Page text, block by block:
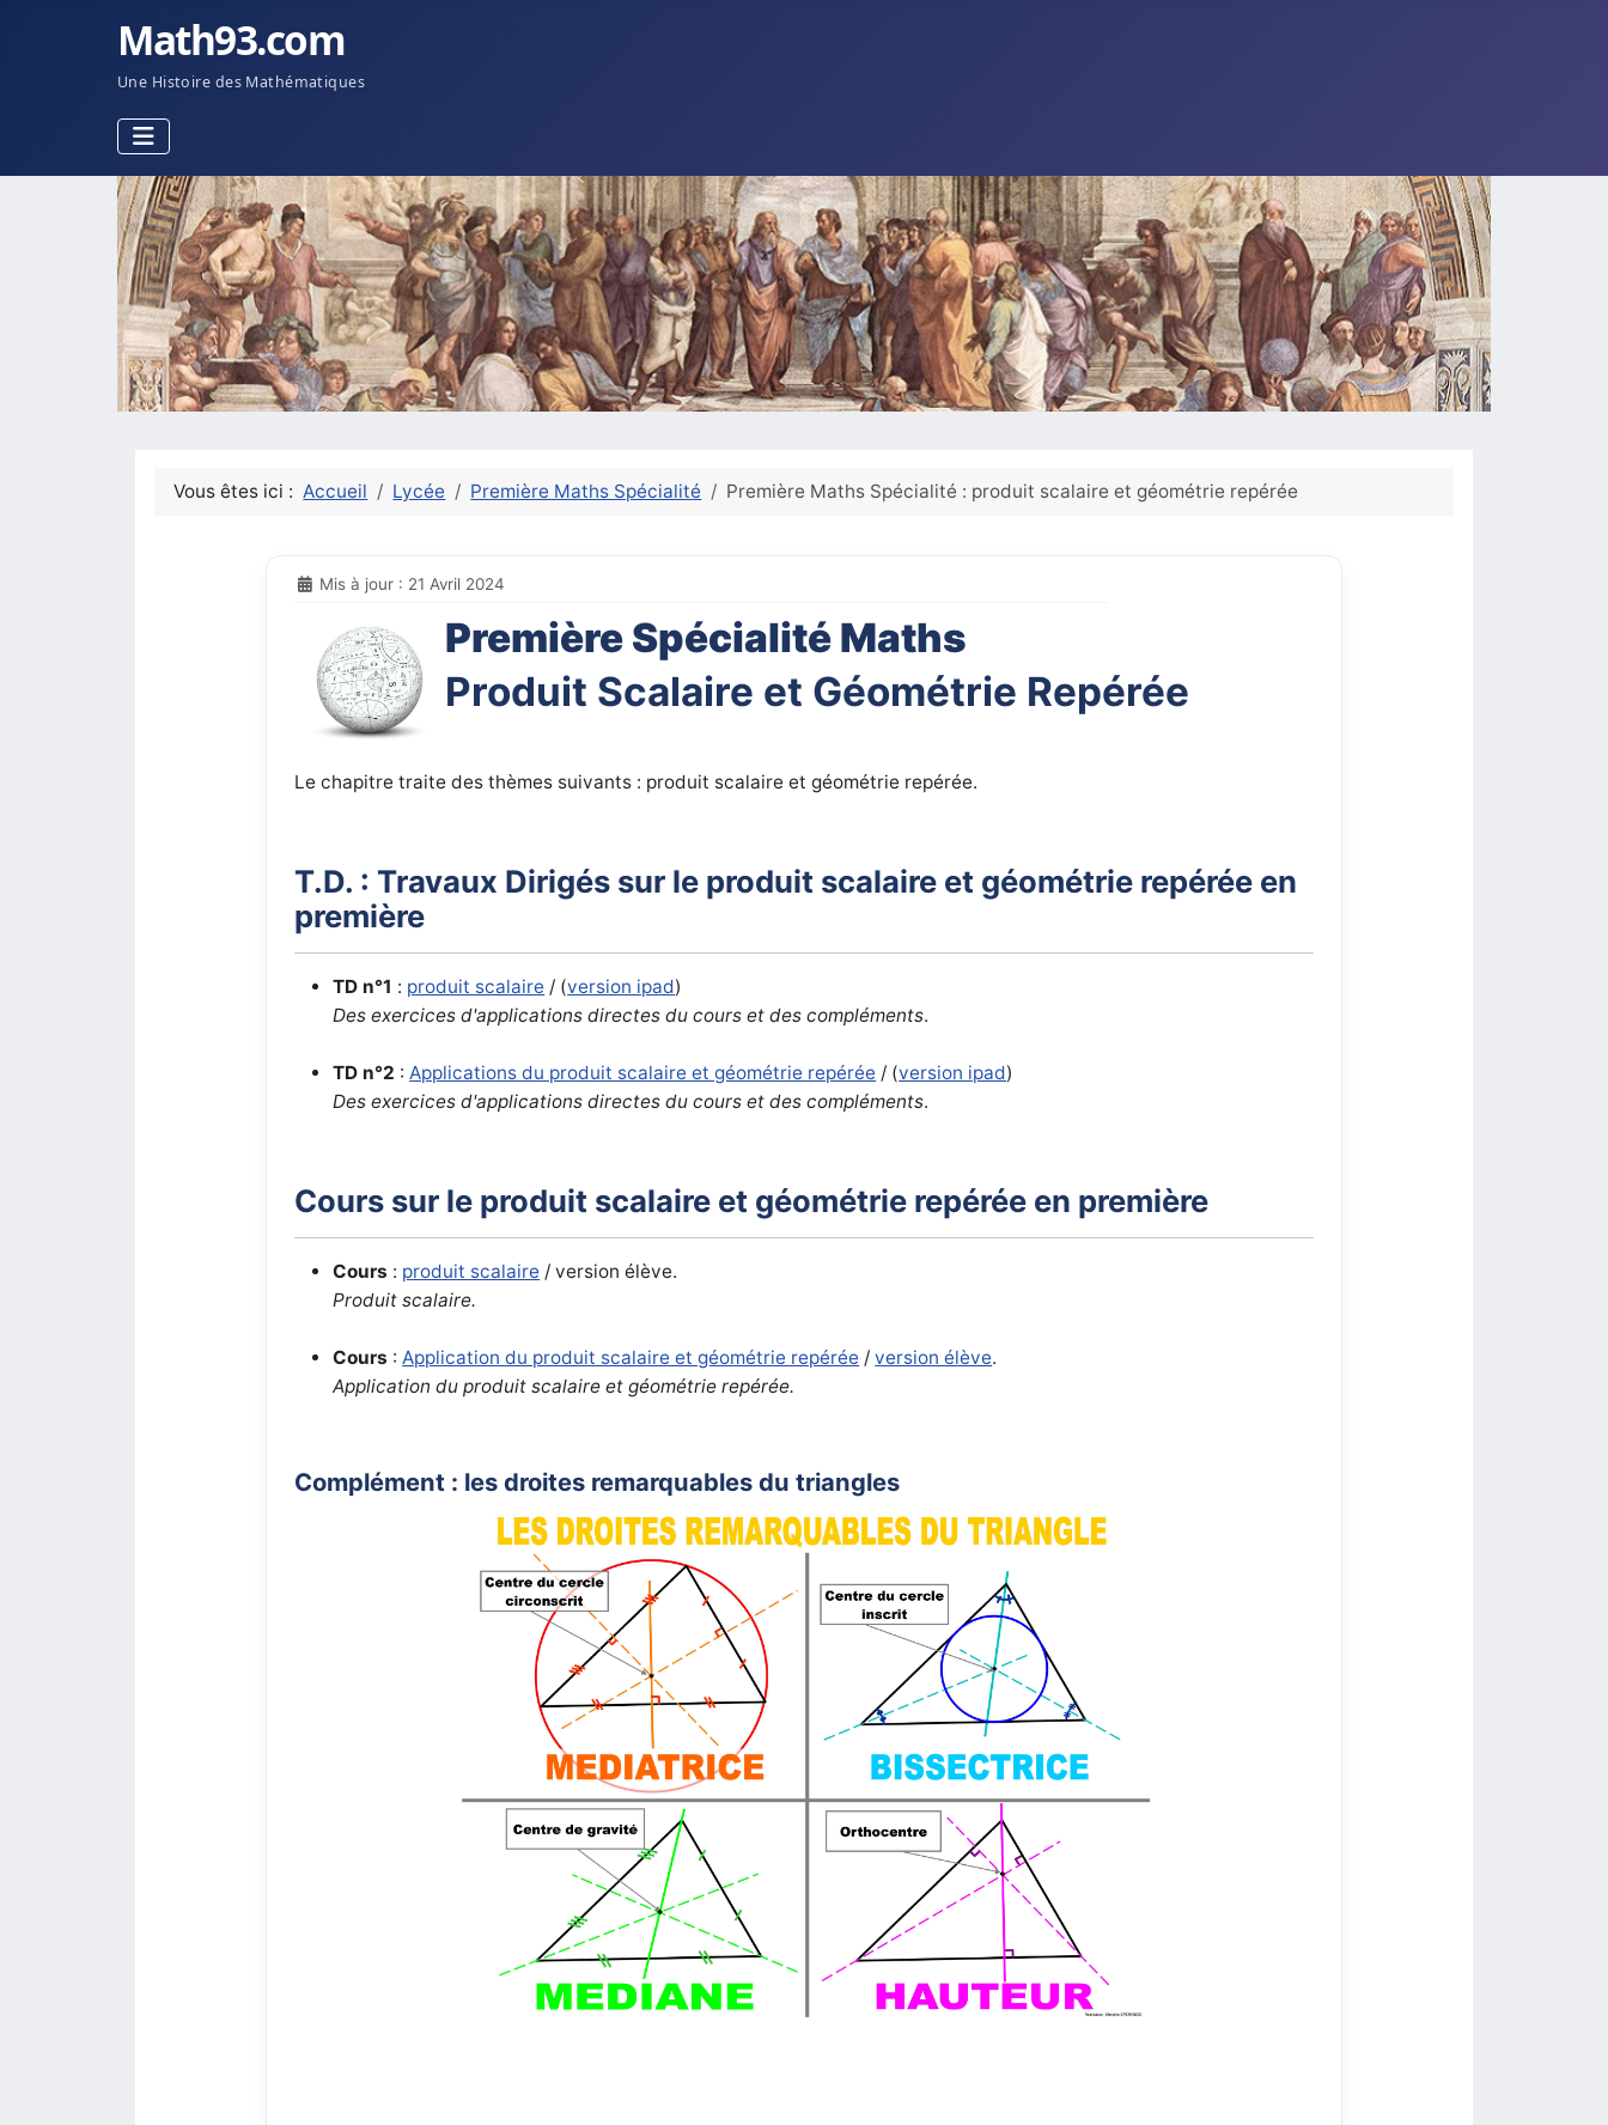
Math93.com
Une Histoire des Mathématiques
Vous êtes ici :Accueil Lycée Première Maths Spécialité Première Maths Spécialité : produit scalaire et géométrie repérée
Mis à jour : 21 Avril 2024
Première Spécialité Maths
Produit Scalaire et Géométrie Repérée
Le chapitre traite des thèmes suivants : produit scalaire et géométrie repérée.
T.D. : Travaux Dirigés sur le produit scalaire et géométrie repérée en
première
TD n°1 : produit scalaire / (version ipad)
Des exercices d'applications directes du cours et des compléments.
TD n°2 :Applications du produit scalaire et géométrie repérée / (version ipad)
Des exercices d'applications directes du cours et des compléments.
Cours sur le produit scalaire et géométrie repérée en première
Cours : produit scalaire / version élève.
Produit scalaire.
Cours :Application du produit scalaire et géométrie repérée /version élève.
Application du produit scalaire et géométrie repérée.
Complément : les droites remarquables du triangles